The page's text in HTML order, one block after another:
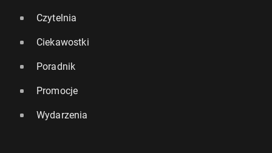
Czytelnia
Ciekawostki
Poradnik
Promocje
Wydarzenia